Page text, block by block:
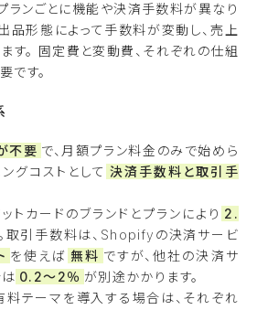
ランごとに機能や決済手数料が異なり
品形態によって手数料が変動し、売上
す。 固定費と変動費、それぞれの仕組
です。
不要 で、月額プラン料金のみで始めら
グコストとして 決済手数料と取引手
トカードのブランドとプランにより 2.
取引手数料は、Shopifyの決済サービ
を使えば 無料 ですが、他社の決済サ
0.2〜2％ が別途かかります。
料テーマを導入する場合は、それぞれ